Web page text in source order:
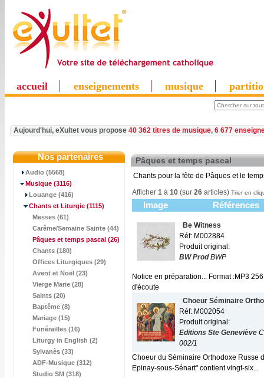
accueil enseignements musique
Aujourd'hui, eXultet vous propose 40 362 titres de musique, 6 677
Nos partenaires
Audio (5568)
Musique (3116)
Louange (416)
Chants et Liturgie (1115)
Messes (61)
Carême/Semaine Sainte (44)
Pâques et temps pascal (26)
Chants (180)
Offices Liturgiques (29)
Avent et Noël (23)
Vierge Marie (28)
Saints (20)
Baptême (8)
Mariage (15)
Funérailles (16)
Liturgy in English (2)
Sylvanès (33)
ADF-Musique (312)
Studio SM (318)
Pâques et temps pascal
Chants pour la fête de Pâques et le
Afficher 1 à 10 (sur 26 articles) Trier en
Image Références
Be Witness
Réf: M002884
Produit original:
BW ProdBWP
Notice en préparation... Format :MP3
d'écoute
Choeur Séminaire
Réf: M002054
Produit original:
Editions Ste Geneviève
002/1
Choeur du Séminaire Orthodoxe Russe
Epinay-sous-Sénart" contient vingt-six...